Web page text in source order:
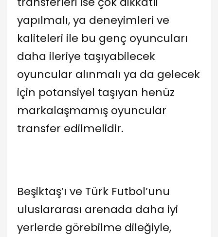
yapılmalı, ya deneyimleri ve
kaliteleri ile bu genç oyuncuları
daha ileriye taşıyabilecek
oyuncular alınmalı ya da gelecek
için potansiyel taşıyan henüz
markalaşmamış oyuncular
transfer edilmelidir.
Beşiktaş’ı ve Türk Futbol’unu
uluslararası arenada daha iyi
yerlerde görebilme dileğiyle,